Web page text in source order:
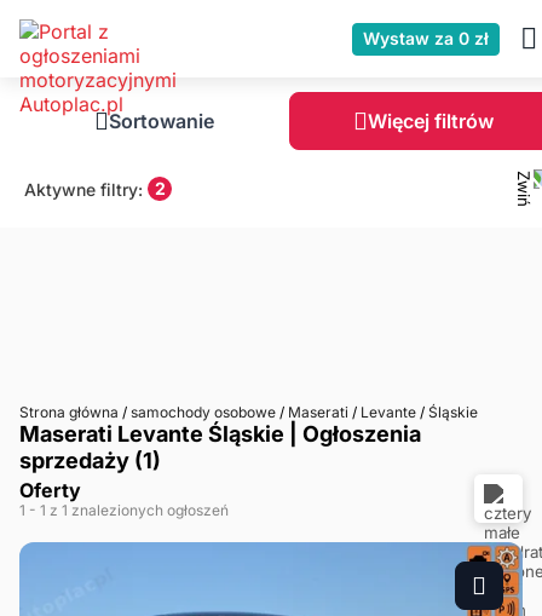
Wystaw za 0 zł
Sortowanie Więcej filtrów
Aktywne filtry: 2
Strona główna / samochody osobowe / Maserati / Levante / Śląskie
Maserati Levante Śląskie | Ogłoszenia
sprzedaży (1)
Oferty
1 - 1 z 1 znalezionych ogłoszeń